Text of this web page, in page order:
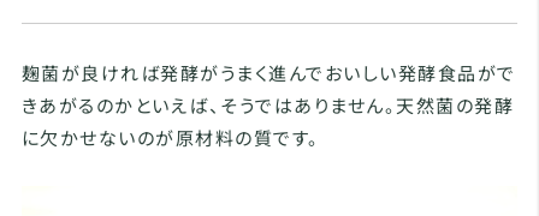
麹菌が良ければ発酵がうまく進んでおいしい発酵食品がで
きあがるのかといえば、そうではありません。天然菌の発酵
に欠かせないのが原材料の質です。